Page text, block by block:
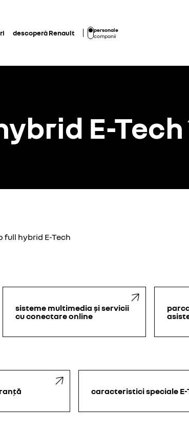
descoperă Renault
personale
companii
E-
full hybrid E-Tech
sisteme multimedia și servicii
cu conectare online
caracteristici speciale E-